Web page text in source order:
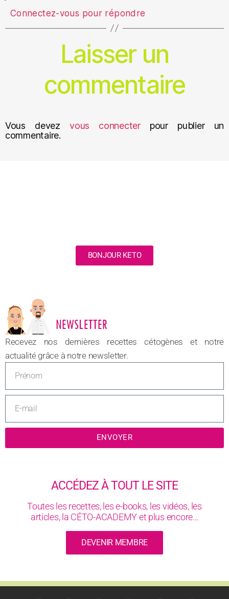
Connectez-vous pour répondre
Laisser un
commentaire
Vous devezvous connecterpour publier un
commentaire.
BONJOUR KETO
NOUVEAU
Recevez nos dernières recettes cétogènes et notre
actualité grâce à notre newsletter.
ENVOYER
ACCÉDEZ À TOUT LE SITE
Toutes les recettes, les e-books, les vidéos, les
articles, la CÉTO-ACADEMY et plus encore...
DEVENIR MEMBRE